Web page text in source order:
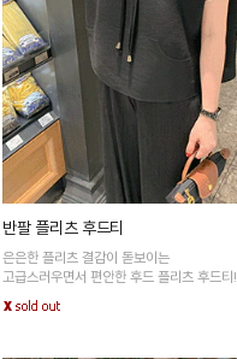
반팔 플리츠 후드티
은은한 플리츠 결감이 돋보이는
고급스러우면서 편안한 후드 플리츠 후드티!